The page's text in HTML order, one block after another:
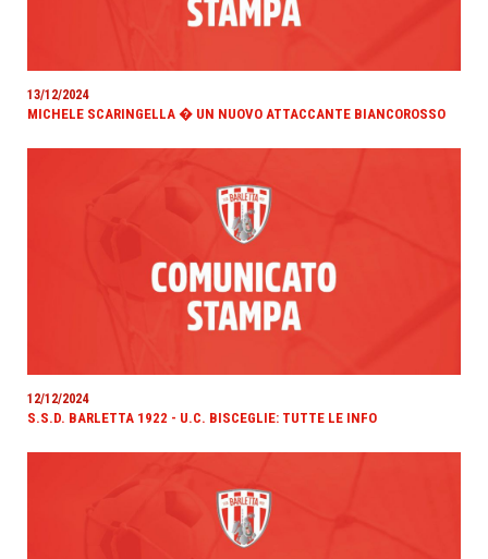
13/12/2024
MICHELE SCARINGELLA � UN NUOVO ATTACCANTE BIANCOROSSO
12/12/2024
S.S.D. BARLETTA 1922 - U.C. BISCEGLIE: TUTTE LE INFO